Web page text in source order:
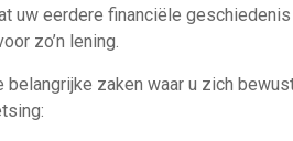
uw eerdere financiële
zo’n lening.
zaken waar u zich